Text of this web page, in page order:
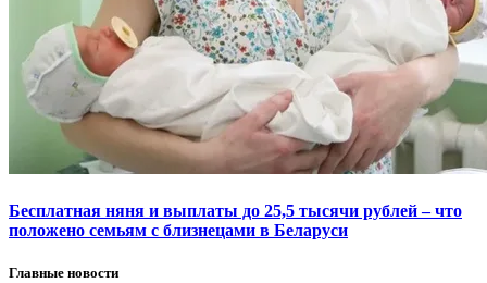
Бесплатная няня и выплаты до 25,5 тысячи рублей – что
положено семьям с близнецами в Беларуси
Главные новости